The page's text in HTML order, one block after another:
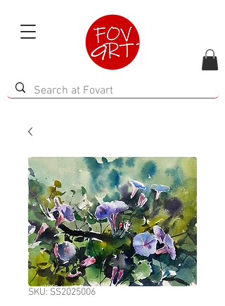
SKU: SS2025006